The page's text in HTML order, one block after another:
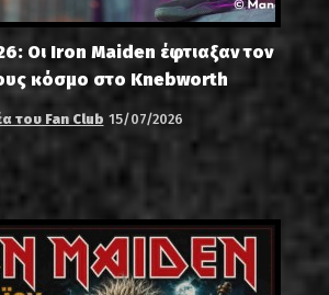
Οι Iron Maiden έφτιαξαν τον
κόσμο στο Knebworth
του Fan Club 15/07/2026